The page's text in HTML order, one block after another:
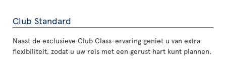
Club Standard
Naast de exclusieve Club Class-ervaring geniet u van extra
flexibiliteit, zodat u uw reis met een gerust hart kunt plannen.